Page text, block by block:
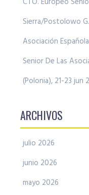
Sierra/Postolowo
Asociación
Senior De Las
(Polonia), 21-23 jun
ARCHIVOS
julio 2026
junio 2026
mayo 2026